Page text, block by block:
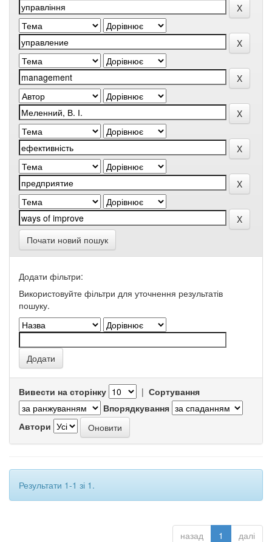
Почати новий пошук
Додати фільтри:
Використовуйте фільтри для уточнення результатів
пошуку.
Вивести на сторінку | Сортування
Впорядкування
Автори
Результати 1-1 зі 1.
назад 1 далі